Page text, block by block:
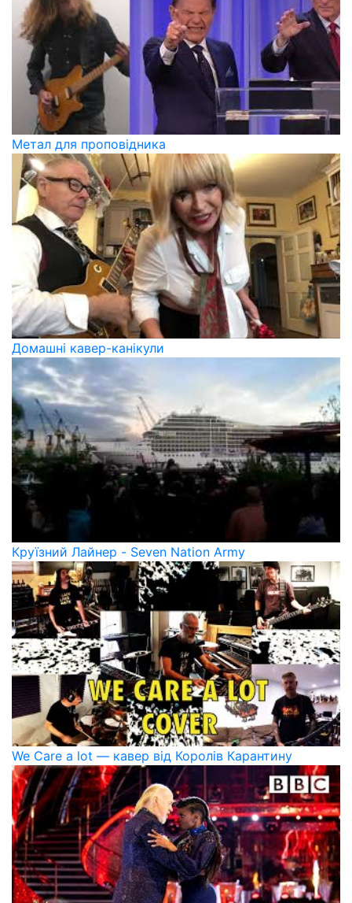
Метал для проповідника
Домашні кавер-канікули
Круїзний Лайнер - Seven Nation Army
We Care a lot — кавер від Королів Карантину